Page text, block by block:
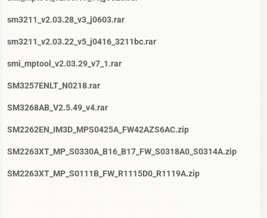
sm3211_v2.03.28_v3_j0603.rar
sm3211_v2.03.22_v5_j0416_3211bc.rar
smi_mptool_v2.03.29_v7_1.rar
SM3257ENLT_N0218.rar
SM3268AB_V2.5.49_v4.rar
SM2262EN_IM3D_MPS0425A_FW42AZS6AC.zip
SM2263XT_MP_S0330A_B16_B17_FW_S0318A0_S0314A.zip
SM2263XT_MP_S0111B_FW_R1115D0_R1119A.zip